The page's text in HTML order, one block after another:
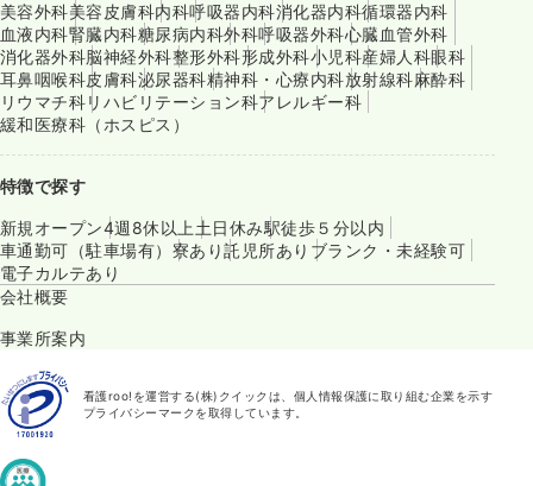
美容外科美容皮膚科内科呼吸器内科消化器内科循環器内科
血液内科腎臓内科糖尿病内科外科呼吸器外科心臓血管外科
消化器外科脳神経外科整形外科形成外科小児科産婦人科眼科
耳鼻咽喉科皮膚科泌尿器科精神科・心療内科放射線科麻酔科
リウマチ科リハビリテーション科アレルギー科
緩和医療科（ホスピス）
特徴で探す
新規オープン4週8休以上 土日休み駅徒歩５分以内
車通勤可（駐車場有） 寮あり託児所あり ブランク・未経験可
電子カルテあり
会社概要
事業所案内
看護roo!を運営する(株)クイックは、個人情報保護に取り組む企業を示す
プライバシーマークを取得しています。